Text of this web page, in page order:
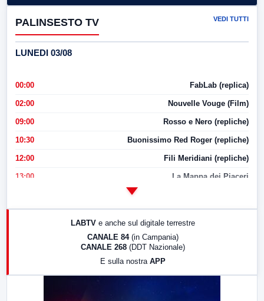
PALINSESTO TV VEDI TUTTI
LUNEDI 03/08
00:00 FabLab (replica)
02:00 Nouvelle Vouge (Film)
09:00 Rosso e Nero (repliche)
10:30 Buonissimo Red Roger (repliche)
12:00 Fili Meridiani (repliche)
13:00 La Mappa dei Piaceri
17:00 LabNews (replica)
LABTV e anche sul digitale terrestre
CANALE 84 (in Campania)
CANALE 268 (DDT Nazionale)
E sulla nostra APP